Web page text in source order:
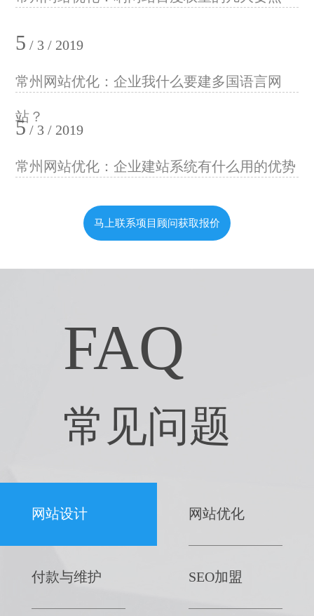
5 / 3 / 2019
常州网站优化：企业我什么要建多国语言网
站？
5 / 3 / 2019
常州网站优化：企业建站系统有什么用的优势
马上联系项目顾问获取报价
FAQ
常见问题
网站设计 网站优化
付款与维护 SEO加盟